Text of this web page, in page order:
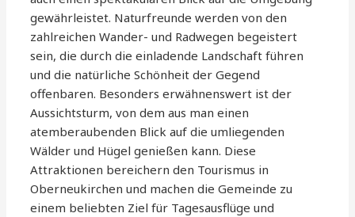
gewährleistet. Naturfreunde werden von den
zahlreichen Wander- und Radwegen begeistert
sein, die durch die einladende Landschaft führen
und die natürliche Schönheit der Gegend
offenbaren. Besonders erwähnenswert ist der
Aussichtsturm, von dem aus man einen
atemberaubenden Blick auf die umliegenden
Wälder und Hügel genießen kann. Diese
Attraktionen bereichern den Tourismus in
Oberneukirchen und machen die Gemeinde zu
einem beliebten Ziel für Tagesausflüge und